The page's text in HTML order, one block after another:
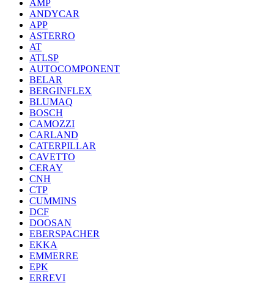
AMP
ANDYCAR
APP
ASTERRO
AT
ATLSP
AUTOCOMPONENT
BELAR
BERGINFLEX
BLUMAQ
BOSCH
CAMOZZI
CARLAND
CATERPILLAR
CAVETTO
CERAY
CNH
CTP
CUMMINS
DCF
DOOSAN
EBERSPACHER
EKKA
EMMERRE
EPK
ERREVI